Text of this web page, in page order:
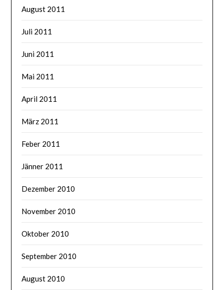
August 2011
Juli 2011
Juni 2011
Mai 2011
April 2011
März 2011
Feber 2011
Jänner 2011
Dezember 2010
November 2010
Oktober 2010
September 2010
August 2010